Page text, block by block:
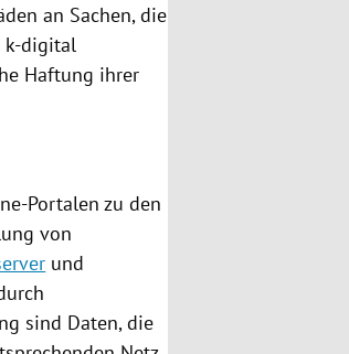
an Sachen, die
k-digital
Haftung ihrer
Portalen zu den
von
und
sind Daten, die